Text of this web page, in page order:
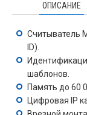
ОПИСАНИЕ
Считыватель
ID).
шаблонов.
Память до 60
Цифровая IP